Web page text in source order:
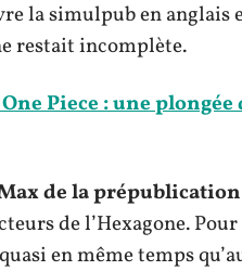
la simulpub en anglais
restait incomplète.
One Piece : une
de la
de l’Hexagone.
en même temps